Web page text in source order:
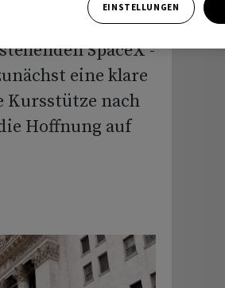
SpaceX -
eine klare
Kursstütze nach
Hoffnung auf
EINSTELLUNGEN